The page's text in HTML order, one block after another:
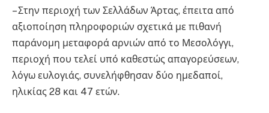
– Στην περιοχή των Σελλάδων Άρτας, έπειτα από
αξιοποίηση πληροφοριών σχετικά με πιθανή
παράνομη μεταφορά αρνιών από το Μεσολόγγι,
περιοχή που τελεί υπό καθεστώς απαγορεύσεων,
λόγω ευλογιάς, συνελήφθησαν δύο ημεδαποί,
ηλικίας 28 και 47 ετών.